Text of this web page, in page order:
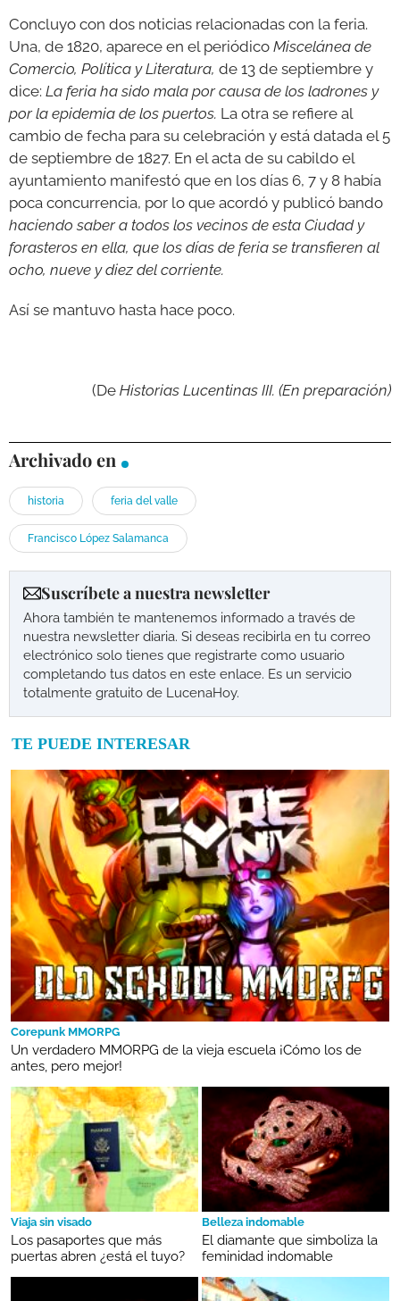
Concluyo con dos noticias relacionadas con la feria.
Una, de 1820, aparece en el periódico Miscelánea de
Comercio, Política y Literatura, de 13 de septiembre y
dice: La feria ha sido mala por causa de los ladrones y
por la epidemia de los puertos. La otra se refiere al
cambio de fecha para su celebración y está datada el 5
de septiembre de 1827. En el acta de su cabildo el
ayuntamiento manifestó que en los días 6, 7 y 8 había
poca concurrencia, por lo que acordó y publicó bando
haciendo saber a todos los vecinos de esta Ciudad y
forasteros en ella, que los días de feria se transfieren al
ocho, nueve y diez del corriente.
Así se mantuvo hasta hace poco.
(De Historias Lucentinas III. (En preparación)
Archivado en
historia feria del valle
Francisco López Salamanca
Suscríbete a nuestra newsletter
Ahora también te mantenemos informado a través de
nuestra newsletter diaria. Si deseas recibirla en tu correo
electrónico solo tienes que registrarte como usuario
completando tus datos en este enlace. Es un servicio
totalmente gratuito de LucenaHoy.
TE PUEDE INTERESAR
Corepunk MMORPG
Un verdadero MMORPG de la vieja escuela ¡Cómo los de
antes, pero mejor!
Viaja sin visado
Los pasaportes que más
puertas abren ¿está el tuyo?
Belleza indomable
El diamante que simboliza la
feminidad indomable